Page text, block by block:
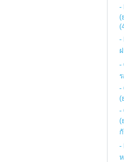
-
(
-
-
-
(
-
(
-